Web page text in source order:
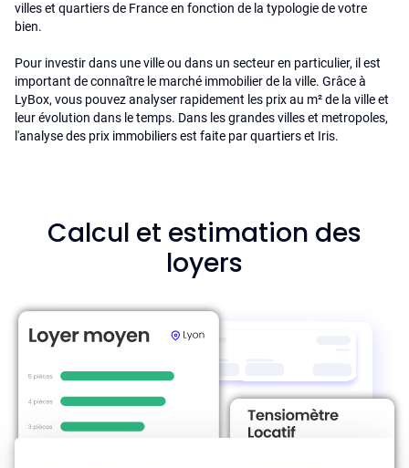
villes et quartiers de France en fonction de la typologie de votre
bien.
Pour investir dans une ville ou dans un secteur en particulier, il est
important de connaître le marché immobilier de la ville. Grâce à
LyBox, vous pouvez analyser rapidement les prix au m² de la ville et
leur évolution dans le temps. Dans les grandes villes et metropoles,
l'analyse des prix immobiliers est faite par quartiers et Iris.
Calcul et estimation des
loyers